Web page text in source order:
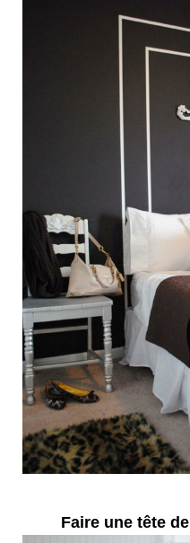
Faire une tête